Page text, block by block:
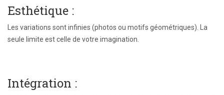
Esthétique :
Les variations sont infinies (photos ou motifs géométriques). La
seule limite est celle de votre imagination.
Intégration :